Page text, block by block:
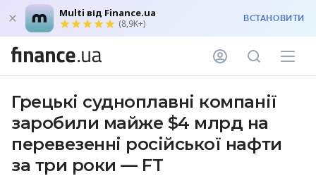
Multi від Finance.ua
(8,9K+) ВСТАНОВИТИ
Грецькі судноплавні компанії
заробили майже $4 млрд на
перевезенні російської нафти
за три роки — FT